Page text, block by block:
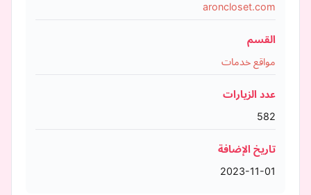
aroncloset.com
القسم
مواقع خدمات
عدد الزيارات
582
تاريخ الإضافة
2023-11-01